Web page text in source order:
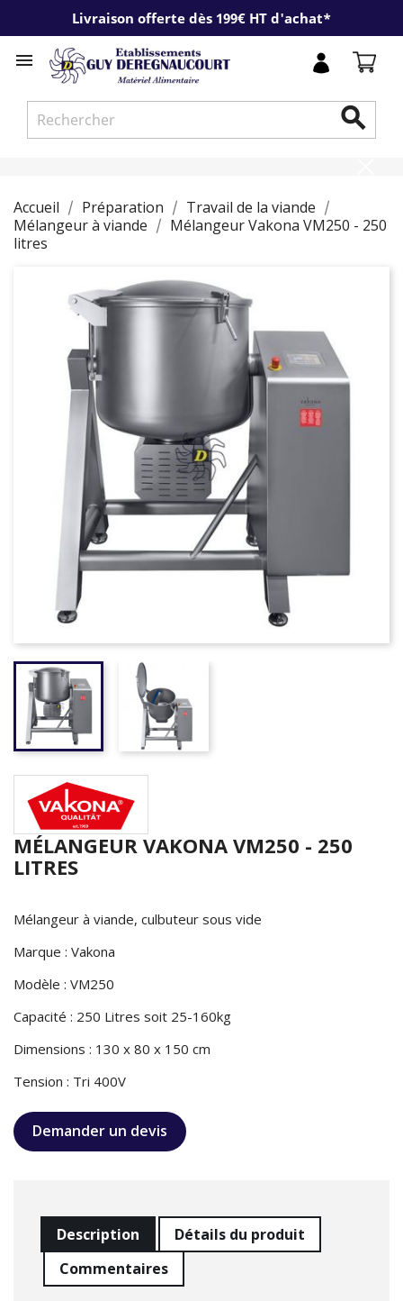
Livraison offerte dès 199€ HT d'achat*


Accueil Préparation
Travail de la viande
Mélangeur à viande
Mélangeur Vakona VM250 - 250
litres
MÉLANGEUR VAKONA VM250 - 250
LITRES
Mélangeur à viande, culbuteur sous vide
Marque : Vakona
Modèle : VM250
Capacité : 250 Litres soit 25-160kg
Dimensions : 130 x 80 x 150 cm
Tension : Tri 400V
Demander un devis
Description
Détails du produit
Commentaires